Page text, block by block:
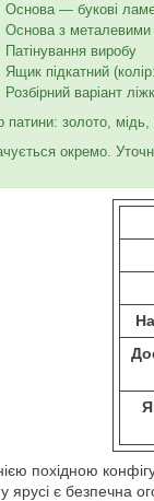
Основа — букові
Основа з
Патінування виробу
Ящик підкатний
Розбірний варіант
патини: золото, мідь,
окремо.
похідною
ярусі є безпечна